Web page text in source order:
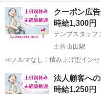
クーポン広
時給1,300円
テンプスタッ
土佐山田駅
≪ノルマなし！積み上げ型イン
の獲得 ●クーポン掲載店の募集営業！高知県下の様々なお店を知る
きっかけに♪ ●スーツ着用必須ではありません！オフィスカジュアル
OK！ ●契約獲得・継続...
高知 南国市 土佐山田駅
法人顧客へ
時給1,250円